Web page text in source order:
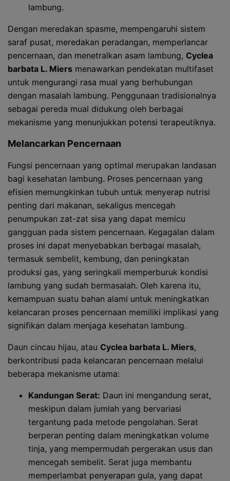
lambung.
Dengan meredakan spasme, mempengaruhi sistem
saraf pusat, meredakan peradangan, memperlancar
pencernaan, dan menetralkan asam lambung, Cyclea
barbata L. Miers menawarkan pendekatan multifaset
untuk mengurangi rasa mual yang berhubungan
dengan masalah lambung. Penggunaan tradisionalnya
sebagai pereda mual didukung oleh berbagai
mekanisme yang menunjukkan potensi terapeutiknya.
Melancarkan Pencernaan
Fungsi pencernaan yang optimal merupakan landasan
bagi kesehatan lambung. Proses pencernaan yang
efisien memungkinkan tubuh untuk menyerap nutrisi
penting dari makanan, sekaligus mencegah
penumpukan zat-zat sisa yang dapat memicu
gangguan pada sistem pencernaan. Kegagalan dalam
proses ini dapat menyebabkan berbagai masalah,
termasuk sembelit, kembung, dan peningkatan
produksi gas, yang seringkali memperburuk kondisi
lambung yang sudah bermasalah. Oleh karena itu,
kemampuan suatu bahan alami untuk meningkatkan
kelancaran proses pencernaan memiliki implikasi yang
signifikan dalam menjaga kesehatan lambung.
Daun cincau hijau, atau Cyclea barbata L. Miers,
berkontribusi pada kelancaran pencernaan melalui
beberapa mekanisme utama:
Kandungan Serat: Daun ini mengandung serat,
meskipun dalam jumlah yang bervariasi
tergantung pada metode pengolahan. Serat
berperan penting dalam meningkatkan volume
tinja, yang mempermudah pergerakan usus dan
mencegah sembelit. Serat juga membantu
memperlambat penyerapan gula, yang dapat